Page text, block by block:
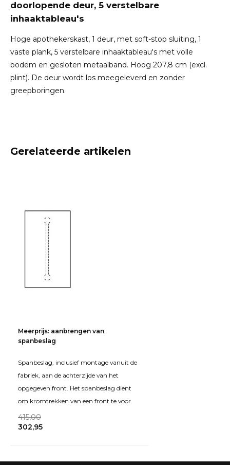
doorlopende deur, 5 verstelbare
inhaaktableau's
Hoge apothekerskast, 1 deur, met soft-stop sluiting, 1
vaste plank, 5 verstelbare inhaaktableau's met volle
bodem en gesloten metaalband. Hoog 207,8 cm (excl.
plint). De deur wordt los meegeleverd en zonder
greepboringen.
Gerelateerde artikelen
Meerprijs: aanbrengen van
spanbeslag
Spanbeslag, inclusief montage vanuit de
fabriek, aan de achterzijde van het
opgegeven front. Het spanbeslag dient
om kromtrekken van een front te voor
415,00
302,95